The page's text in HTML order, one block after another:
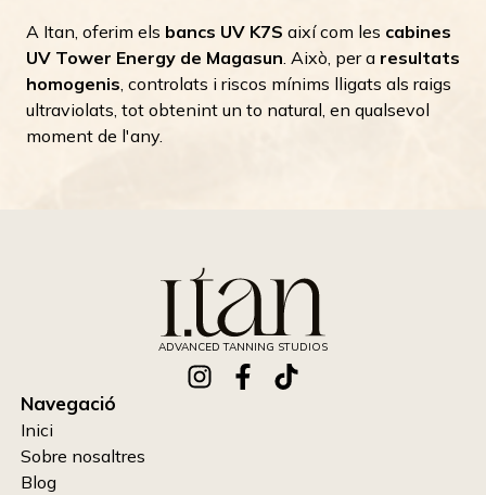
A Itan, oferim els bancs UV K7S així com les cabines
UV Tower Energy de Magasun . Això, per a resultats
homogenis , controlats i riscos mínims lligats als raigs
ultraviolats, tot obtenint un to natural, en qualsevol
moment de l'any.
ADVANCED TANNING STUDIOS
Navegació
Inici
Sobre nosaltres
Blog